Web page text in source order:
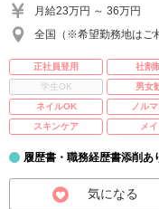
月給23万円 ～ 36万円
全国（※希望勤務地はご
正社員登用 社割
学生OK
男女
ネイルOK
ノル
スキンケア
メ
履歴書・職務経歴書添削あ
気になる